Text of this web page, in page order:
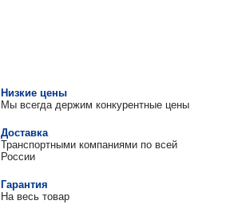
Низкие цены
Мы всегда держим конкурентные цены
Доставка
Транспортными компаниями по всей
России
Гарантия
На весь товар